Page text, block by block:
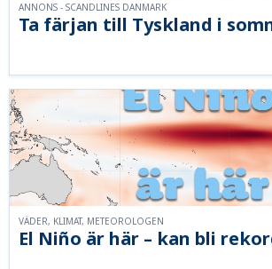
Ta färjan till Tyskland i
ANNONS - SCANDLINES DANMARK
El Niño är här – kan bli
VÄDER, KLIMAT, METEOROLOGEN